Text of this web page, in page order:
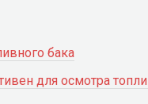
бака
для осмотра